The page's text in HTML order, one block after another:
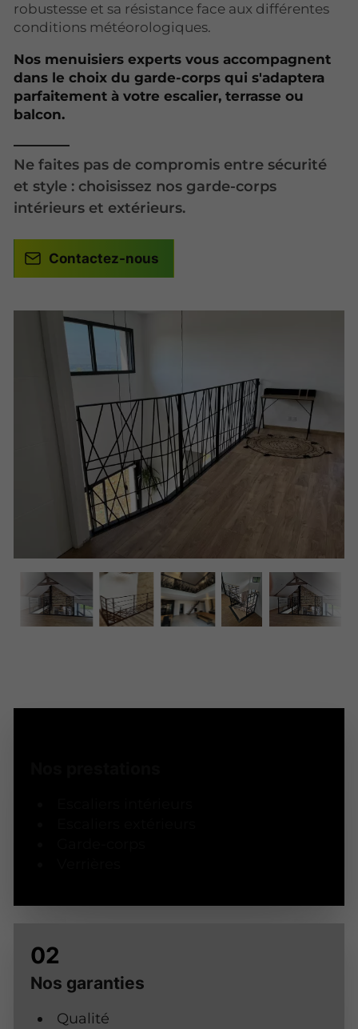
robustesse et sa résistance face aux différentes
conditions météorologiques.
Nos menuisiers experts vous accompagnent
dans le choix du garde-corps qui s'adaptera
parfaitement à votre escalier, terrasse ou
balcon.
Ne faites pas de compromis entre sécurité
et style : choisissez nos garde-corps
intérieurs et extérieurs.
Contactez-nous
Nos garanties
Qualité